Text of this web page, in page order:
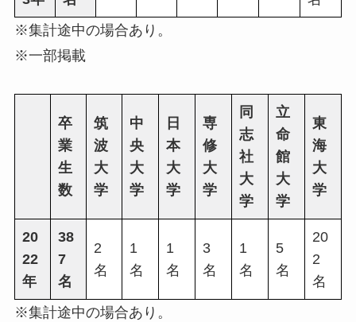
※集計途中の場合あり。
※一部掲載
卒
業
生
数
筑
波
大
学
中
央
大
学
日
本
大
学
専
修
大
学
同
志
社
大
学
立
命
館
大
学
東
海
大
学
20
22
年
38
7
名
2
名
1
名
1
名
3
名
1
名
5
名
20
2
名
※集計途中の場合あり。